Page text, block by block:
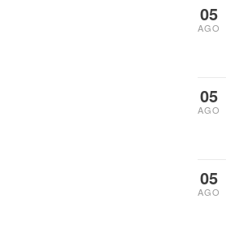
05
AGO
05
AGO
05
AGO